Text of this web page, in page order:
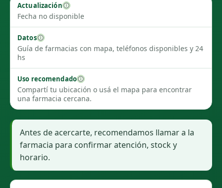
Actualización
Fecha no disponible
Datos
Guía de farmacias con mapa, teléfonos disponibles y 24
hs
Uso recomendado
Compartí tu ubicación o usá el mapa para encontrar
una farmacia cercana.
Antes de acercarte, recomendamos llamar a la
farmacia para confirmar atención, stock y
horario.